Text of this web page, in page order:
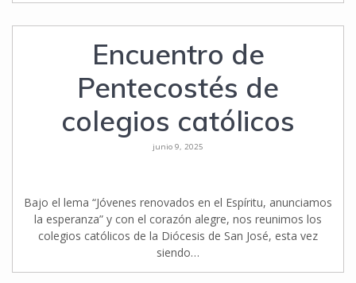
Encuentro de
Pentecostés de
colegios católicos
junio 9, 2025
Bajo el lema “Jóvenes renovados en el Espíritu, anunciamos
la esperanza” y con el corazón alegre, nos reunimos los
colegios católicos de la Diócesis de San José, esta vez
siendo…